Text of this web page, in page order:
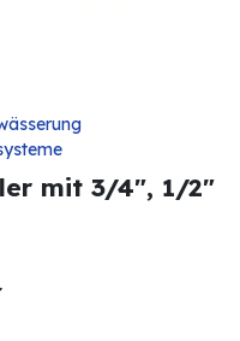
mit 3/4", 1/2"